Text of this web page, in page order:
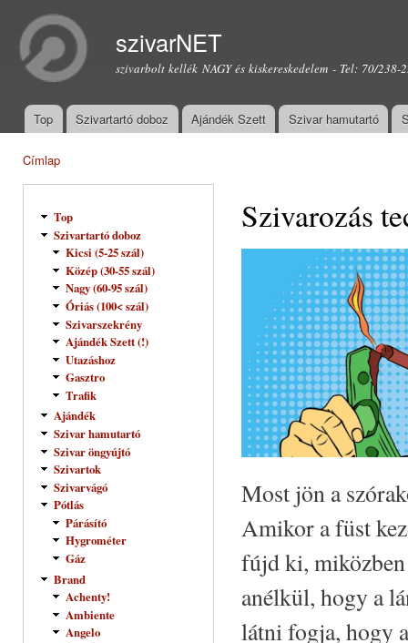
szivarNET
szivarbolt kellék NAGY és kiskereskedelem - Tel: 70/238-
Főmenü
Top Szivartartó doboz Ajándék Szett Szivar hamutartó
Címlap
Top
Szivartartó doboz
Kicsi (5-25 szál)
Közép (30-55 szál)
Nagy (60-95 szál)
Óriás (100< szál)
Szivarszekrény
Ajándék Szett (!)
Utazáshoz
Gasztro
Trafik
Ajándék
Szivar hamutartó
Szivar öngyújtó
Szivartok
Szivarvágó
Pótlás
Párásító
Hygrométer
Gáz
Brand
Achenty!
Ambiente
Angelo
Szivarozás
Most jön a
Amikor a füst
fújd ki, miközben
anélkül, hogy a
látni fogja, hogy